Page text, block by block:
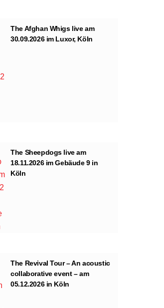
The Afghan Whigs live am
30.09.2026 im Luxor, Köln
The Sheepdogs live am
18.11.2026 im Gebäude 9 in
Köln
The Revival Tour – An acoustic
collaborative event – am
05.12.2026 in Köln